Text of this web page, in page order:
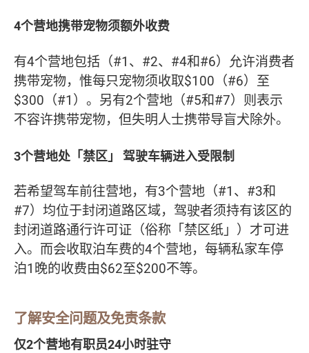
4个营地携带宠物须额外收费
有4个营地包括（#1、#2、#4和#6）允许消费者
携带宠物，惟每只宠物须收取$100（#6）至
$300（#1）。另有2个营地（#5和#7）则表示
不容许携带宠物，但失明人士携带导盲犬除外。
3个营地处「禁区」 驾驶车辆进入受限制
若希望驾车前往营地，有3个营地（#1、#3和
#7）均位于封闭道路区域，驾驶者须持有该区的
封闭道路通行许可证（俗称「禁区纸」）才可进
入。而会收取泊车费的4个营地，每辆私家车停
泊1晚的收费由$62至$200不等。
了解安全问题及免责条款
仅2个营地有职员24小时驻守